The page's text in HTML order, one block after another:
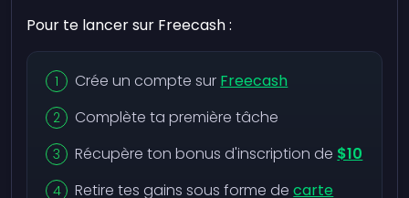
Pour te lancer sur Freecash :
Crée un compte sur Freecash
Complète ta première tâche
Récupère ton bonus d'inscription de $10
Retire tes gains sous forme decarte